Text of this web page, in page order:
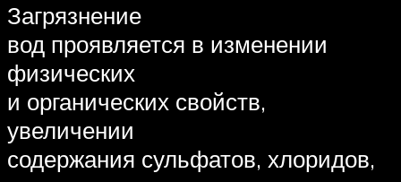
Загрязнение
вод проявляется в изменении
физических
и органических свойств,
увеличении
содержания сульфатов, хлоридов,